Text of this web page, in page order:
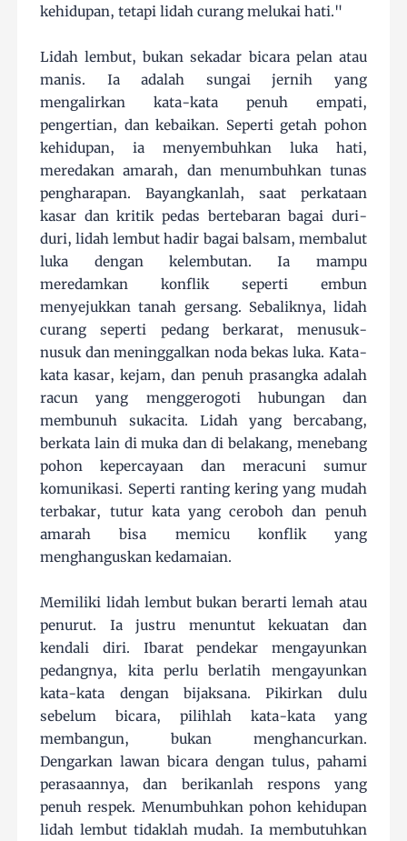
kehidupan, tetapi lidah curang melukai hati."
Lidah lembut, bukan sekadar bicara pelan atau
manis. Ia adalah sungai jernih yang
mengalirkan kata-kata penuh empati,
pengertian, dan kebaikan. Seperti getah pohon
kehidupan, ia menyembuhkan luka hati,
meredakan amarah, dan menumbuhkan tunas
pengharapan. Bayangkanlah, saat perkataan
kasar dan kritik pedas bertebaran bagai duri-
duri, lidah lembut hadir bagai balsam, membalut
luka dengan kelembutan. Ia mampu
meredamkan konflik seperti embun
menyejukkan tanah gersang. Sebaliknya, lidah
curang seperti pedang berkarat, menusuk-
nusuk dan meninggalkan noda bekas luka. Kata-
kata kasar, kejam, dan penuh prasangka adalah
racun yang menggerogoti hubungan dan
membunuh sukacita. Lidah yang bercabang,
berkata lain di muka dan di belakang, menebang
pohon kepercayaan dan meracuni sumur
komunikasi. Seperti ranting kering yang mudah
terbakar, tutur kata yang ceroboh dan penuh
amarah bisa memicu konflik yang
menghanguskan kedamaian.
Memiliki lidah lembut bukan berarti lemah atau
penurut. Ia justru menuntut kekuatan dan
kendali diri. Ibarat pendekar mengayunkan
pedangnya, kita perlu berlatih mengayunkan
kata-kata dengan bijaksana. Pikirkan dulu
sebelum bicara, pilihlah kata-kata yang
membangun, bukan menghancurkan.
Dengarkan lawan bicara dengan tulus, pahami
perasaannya, dan berikanlah respons yang
penuh respek. Menumbuhkan pohon kehidupan
lidah lembut tidaklah mudah. Ia membutuhkan